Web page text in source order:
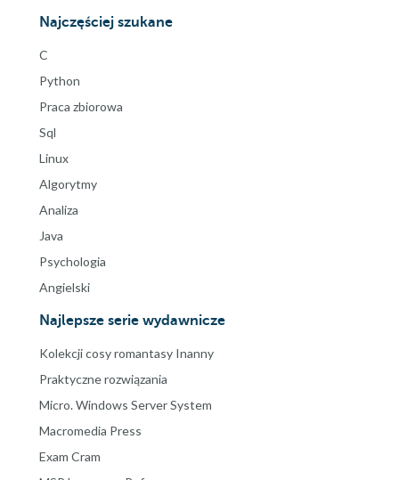
Najczęściej szukane
C
Python
Praca zbiorowa
Sql
Linux
Algorytmy
Analiza
Java
Psychologia
Angielski
Najlepsze serie wydawnicze
Kolekcji cosy romantasy Inanny
Praktyczne rozwiązania
Micro. Windows Server System
Macromedia Press
Exam Cram